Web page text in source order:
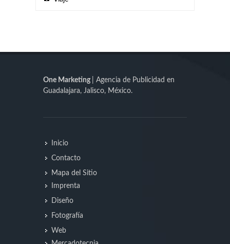
One Marketing
| Agencia de Publicidad en
Guadalajara, Jalisco, México.
Inicio
Contacto
Mapa del Sitio
Imprenta
Diseño
Fotografía
Web